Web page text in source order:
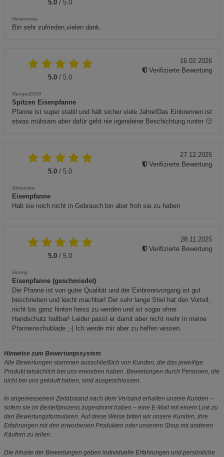
5.0 / 5.0
Hexenoma
Bin sehr zufrieden,vielen dank.
5.0 / 5.0
Ranger2000
Spitzen Eisenpfanne
Pfanne ist super stabil und hält sicher viele Jahre!Das Einbrennen ist
etwas mühsam aber dafür geht nie irgendeine Beschichtung runter 🙂
16.02.2026
Verifizierte Bewertung
5.0 / 5.0
Simonska
Eisenpfanne
Hab sie noch nicht in Gebrauch bin aber froh sie zu haben
27.12.2025
Verifizierte Bewertung
5.0 / 5.0
Gunny
Eisenpfanne (geschmiedet)
Die Pfanne ist von guter Qualität und der Einbrennvorgang ist gut
beschrieben und leicht machbar! Der sehr lange Stiel hat den Vorteil,
nicht bis ganz hinten heiss zu werden und ist sogar ohne
Handschutz haltbar! Leider passt er damit aber nicht mehr in meine
Pfannenschublade ;-) Ich werde mir aber zu helfen wissen.
28.11.2025
Verifizierte Bewertung
Hinweise zum Bewertungssystem
Alle Bewertungen stammen ausschließlich von Kunden, die das jeweilige
Produkt tatsächlich bei uns erworben haben. Bewertungen durch Personen, die
nicht bei uns gekauft haben, sind ausgeschlossen.
In angemessenem Zeitabstand nach dem Versand erhalten unsere Kunden –
sofern sie im Bestellprozess zugestimmt haben – eine E-Mail mit einem Link zu
den Bewertungsformularen. Auf diese Weise bitten wir unsere Kunden, ihre
Erfahrungen mit den erworbenen Produkten oder unserem Shop mit anderen
Käufern zu teilen.
Die Inhalte der Bewertungen geben individuelle Erfahrungen und persönliche